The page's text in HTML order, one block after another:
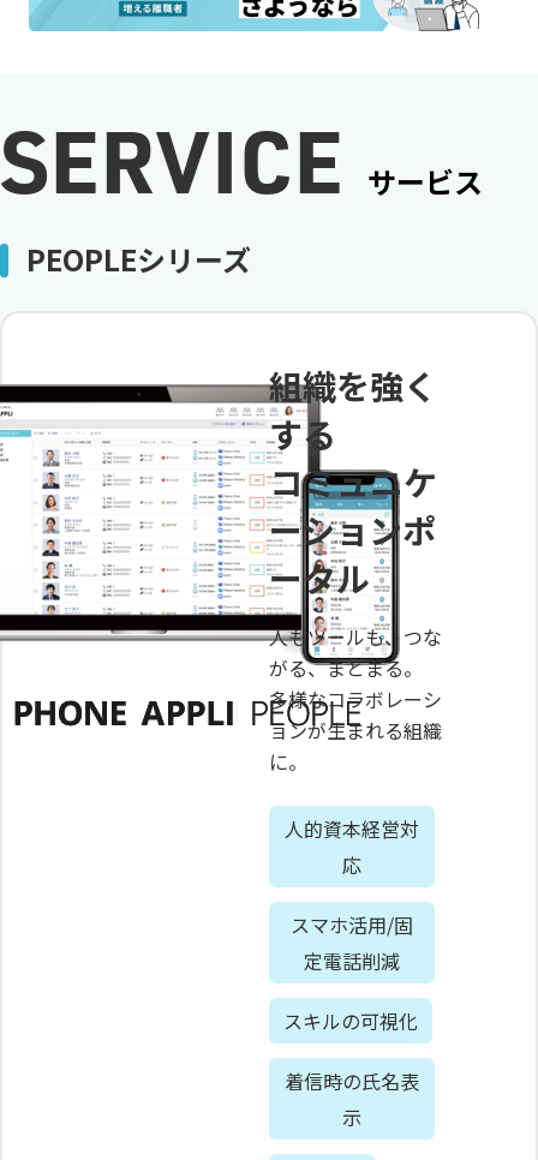
SERVICE
サービス
PEOPLEシリーズ
組織を強く
する
コミュニケ
ーションポ
ータル
人もツールも、つな
がる、まとまる。
多様なコラボレーシ
ョンが生まれる組織
に。
人的資本経営対
応
スマホ活用/固
定電話削減
スキルの可視化
着信時の氏名表
示